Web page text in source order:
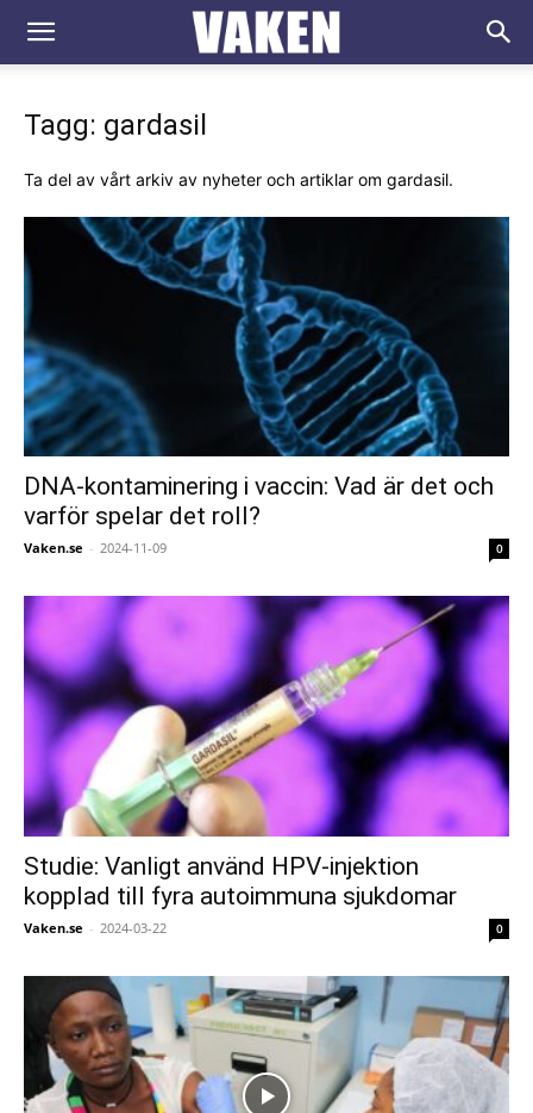
VAKEN.se
Tagg: gardasil
Ta del av vårt arkiv av nyheter och artiklar om gardasil.
DNA-kontaminering i vaccin: Vad är det och
varför spelar det roll?
Vaken.se - 2024-11-09 0
Studie: Vanligt använd HPV-injektion
kopplad till fyra autoimmuna sjukdomar
Vaken.se - 2024-03-22 0